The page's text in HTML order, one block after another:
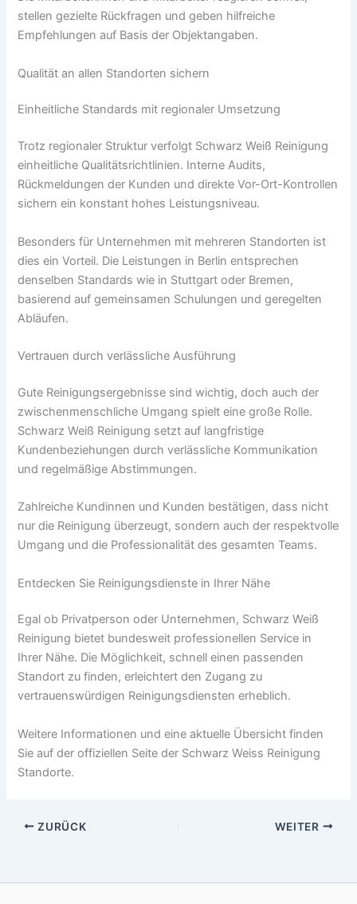
stellen gezielte Rückfragen und geben hilfreiche
Empfehlungen auf Basis der Objektangaben.
Qualität an allen Standorten sichern
Einheitliche Standards mit regionaler Umsetzung
Trotz regionaler Struktur verfolgt Schwarz Weiß Reinigung
einheitliche Qualitätsrichtlinien. Interne Audits,
Rückmeldungen der Kunden und direkte Vor-Ort-Kontrollen
sichern ein konstant hohes Leistungsniveau.
Besonders für Unternehmen mit mehreren Standorten ist
dies ein Vorteil. Die Leistungen in Berlin entsprechen
denselben Standards wie in Stuttgart oder Bremen,
basierend auf gemeinsamen Schulungen und geregelten
Abläufen.
Vertrauen durch verlässliche Ausführung
Gute Reinigungsergebnisse sind wichtig, doch auch der
zwischenmenschliche Umgang spielt eine große Rolle.
Schwarz Weiß Reinigung setzt auf langfristige
Kundenbeziehungen durch verlässliche Kommunikation
und regelmäßige Abstimmungen.
Zahlreiche Kundinnen und Kunden bestätigen, dass nicht
nur die Reinigung überzeugt, sondern auch der respektvolle
Umgang und die Professionalität des gesamten Teams.
Entdecken Sie Reinigungsdienste in Ihrer Nähe
Egal ob Privatperson oder Unternehmen, Schwarz Weiß
Reinigung bietet bundesweit professionellen Service in
Ihrer Nähe. Die Möglichkeit, schnell einen passenden
Standort zu finden, erleichtert den Zugang zu
vertrauenswürdigen Reinigungsdiensten erheblich.
Weitere Informationen und eine aktuelle Übersicht finden
Sie auf der offiziellen Seite der Schwarz Weiss Reinigung
Standorte.
ZURÜCK WEITER